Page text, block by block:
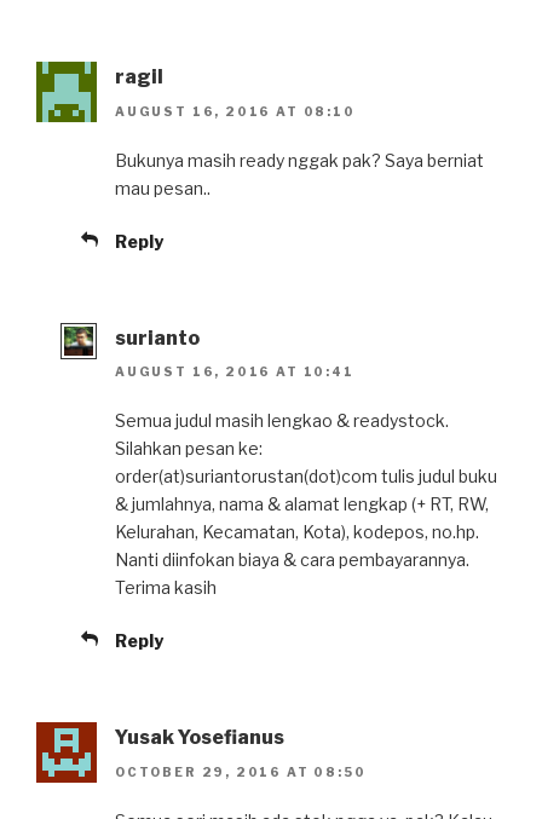
ragil
AUGUST 16, 2016 AT 08:10
Bukunya masih ready nggak pak? Saya berniat
mau pesan..
Reply
surianto
AUGUST 16, 2016 AT 10:41
Semua judul masih lengkao & readystock.
Silahkan pesan ke:
order(at)suriantorustan(dot)com tulis judul buku
& jumlahnya, nama & alamat lengkap (+ RT, RW,
Kelurahan, Kecamatan, Kota), kodepos, no.hp.
Nanti diinfokan biaya & cara pembayarannya.
Terima kasih
Reply
Yusak Yosefianus
OCTOBER 29, 2016 AT 08:50